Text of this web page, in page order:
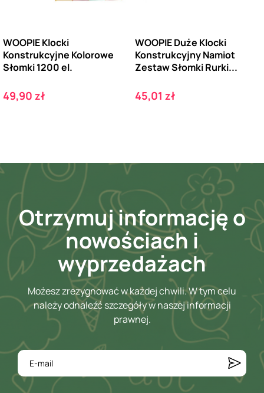
WOOPIE Klocki
Konstrukcyjne Kolorowe
Słomki 1200 el.
Cena
49,90 zł
WOOPIE Duże Klocki
Konstrukcyjny Namiot
Zestaw Słomki Rurki...
Cena
45,01 zł
Otrzymuj informację o
nowościach i
wyprzedażach
Możesz zrezygnować w każdej chwili. W tym celu
należy odnaleźć szczegóły w naszej informacji
prawnej.